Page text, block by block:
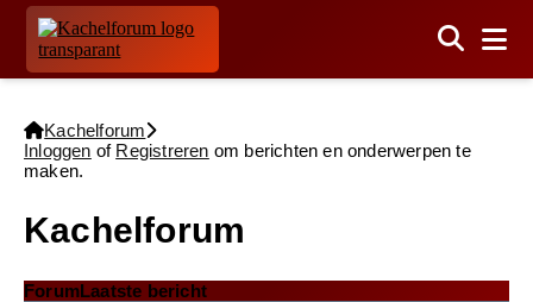
Kachelforum
Inloggen of Registreren om berichten en onderwerpen te
maken.
Kachelforum
ForumLaatste bericht